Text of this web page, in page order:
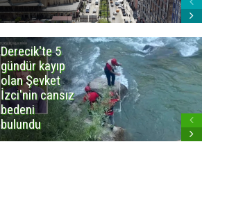
Derecik'te 5
gündür kayıp
olan Şevket
İzci'nin cansız
bedeni
bulundu